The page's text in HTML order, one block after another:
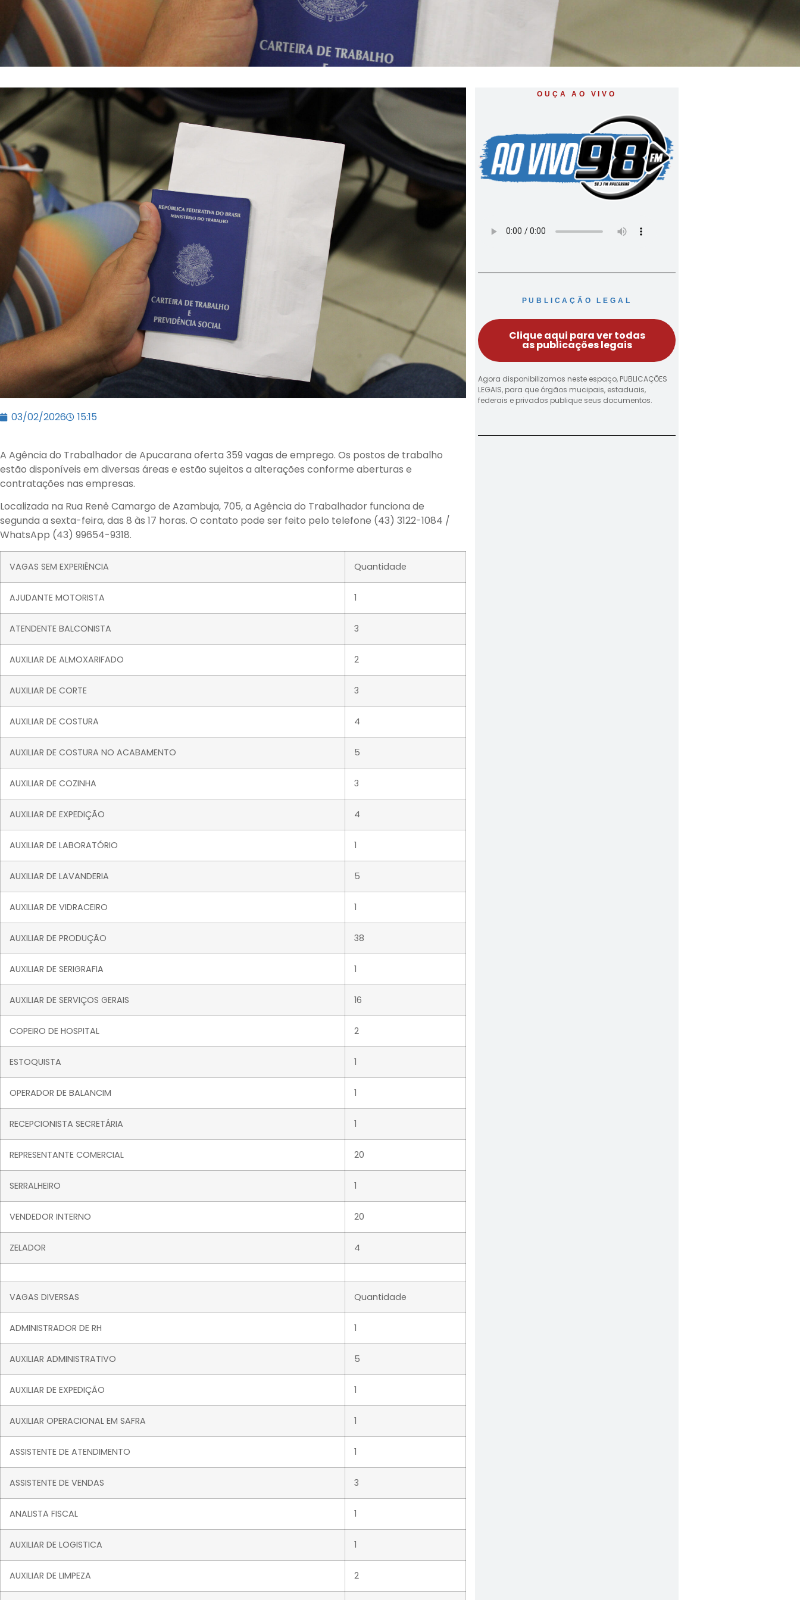
03/02/2026 15:15
A Agência do Trabalhador de Apucarana oferta 359 vagas de emprego. Os postos de trabalho
estão disponíveis em diversas áreas e estão sujeitos a alterações conforme aberturas e
contratações nas empresas.
Localizada na Rua Renê Camargo de Azambuja, 705, a Agência do Trabalhador funciona de
segunda a sexta-feira, das 8 às 17 horas. O contato pode ser feito pelo telefone (43) 3122-1084 /
WhatsApp (43) 99654-9318.
VAGAS SEM EXPERIÊNCIA Quantidade
AJUDANTE MOTORISTA 1
ATENDENTE BALCONISTA 3
AUXILIAR DE ALMOXARIFADO 2
AUXILIAR DE CORTE 3
AUXILIAR DE COSTURA 4
AUXILIAR DE COSTURA NO ACABAMENTO 5
AUXILIAR DE COZINHA 3
AUXILIAR DE EXPEDIÇÃO 4
AUXILIAR DE LABORATÓRIO 1
AUXILIAR DE LAVANDERIA 5
AUXILIAR DE VIDRACEIRO 1
AUXILIAR DE PRODUÇÃO 38
AUXILIAR DE SERIGRAFIA 1
AUXILIAR DE SERVIÇOS GERAIS 16
COPEIRO DE HOSPITAL 2
ESTOQUISTA 1
OPERADOR DE BALANCIM 1
RECEPCIONISTA SECRETÁRIA 1
REPRESENTANTE COMERCIAL 20
SERRALHEIRO 1
VENDEDOR INTERNO 20
ZELADOR 4
VAGAS DIVERSAS Quantidade
ADMINISTRADOR DE RH 1
AUXILIAR ADMINISTRATIVO 5
AUXILIAR DE EXPEDIÇÃO 1
AUXILIAR OPERACIONAL EM SAFRA 1
ASSISTENTE DE ATENDIMENTO 1
ASSISTENTE DE VENDAS 3
ANALISTA FISCAL 1
AUXILIAR DE LOGISTICA 1
AUXILIAR DE LIMPEZA 2
OUÇA AO VIVO
PUBLICAÇÃO LEGAL
Clique aqui para ver todas
as publicações legais
Agora disponibilizamos neste espaço, PUBLICAÇÕES
LEGAIS, para que órgãos mucipais, estaduais,
federais e privados publique seus documentos.